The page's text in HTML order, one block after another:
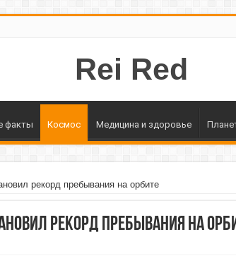
Rei Red
факты Космос Медицина и здоровье
рекорд пребывания на орбите
рекорд пребывания на